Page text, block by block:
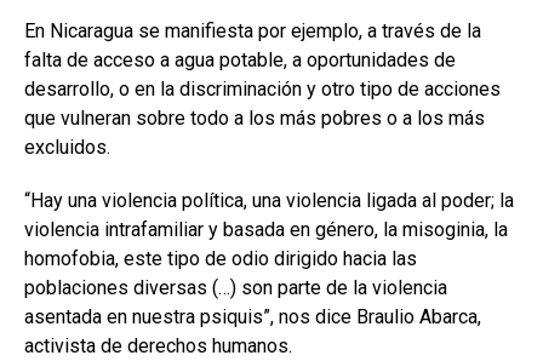
En Nicaragua se manifiesta por ejemplo, a través de la
falta de acceso a agua potable, a oportunidades de
desarrollo, o en la discriminación y otro tipo de acciones
que vulneran sobre todo a los más pobres o a los más
excluidos.
“Hay una violencia política, una violencia ligada al poder; la
violencia intrafamiliar y basada en género, la misoginia, la
homofobia, este tipo de odio dirigido hacia las
poblaciones diversas (…) son parte de la violencia
asentada en nuestra psiquis”, nos dice Braulio Abarca,
activista de derechos humanos.